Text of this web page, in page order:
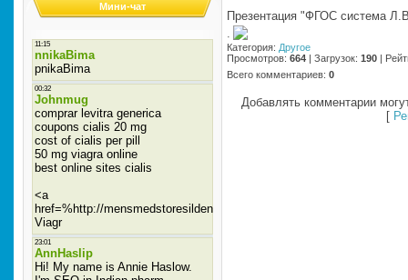
Мини-чат
Презентация "ФГОС система
·
Категория: Другое
Просмотров: 664 | Загрузок: 190 |
Всего комментариев: 0
Добавлять комментарии
[